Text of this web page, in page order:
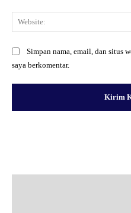
Simpan nama, email, dan situs
saya berkomentar.